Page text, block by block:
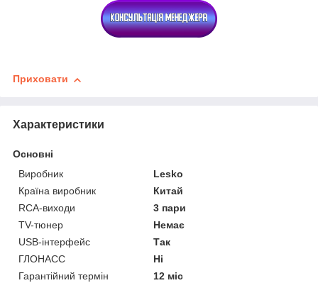
Приховати
Характеристики
Основні
Виробник
Lesko
Країна виробник
Китай
RCA-виходи
3 пари
TV-тюнер
Немає
USB-інтерфейс
Так
ГЛОНАСС
Ні
Гарантійний термін
12 міс